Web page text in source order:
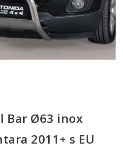
Bar Ø63 inox
2011+ s EU